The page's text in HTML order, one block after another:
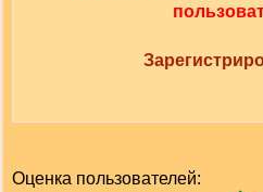
Оценка пользователей: